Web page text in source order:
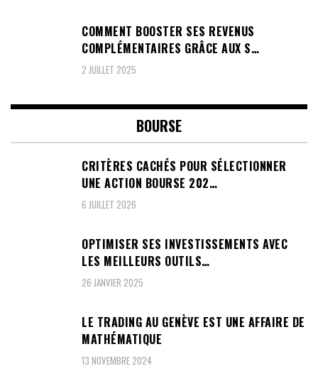
COMMENT BOOSTER SES REVENUS
COMPLÉMENTAIRES GRÂCE AUX S…
2 JUILLET 2025
BOURSE
CRITÈRES CACHÉS POUR SÉLECTIONNER
UNE ACTION BOURSE 202…
6 JUILLET 2026
OPTIMISER SES INVESTISSEMENTS AVEC
LES MEILLEURS OUTILS…
26 JANVIER 2025
LE TRADING AU GENÈVE EST UNE AFFAIRE DE
MATHÉMATIQUE
13 NOVEMBRE 2024